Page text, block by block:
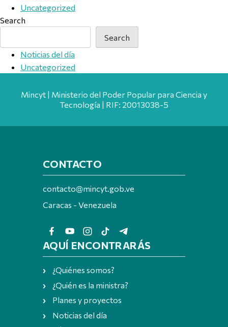
Uncategorized
Search
Search
Noticias del día
Uncategorized
Mincyt | Ministerio del Poder Popular para Ciencia y
Tecnología | RIF: 20013038-5
CONTACTO
contacto@mincyt.gob.ve
Caracas - Venezuela
AQUÍ ENCONTRARÁS
¿Quiénes somos?
¿Quién es la ministra?
Planes y proyectos
Noticias del día